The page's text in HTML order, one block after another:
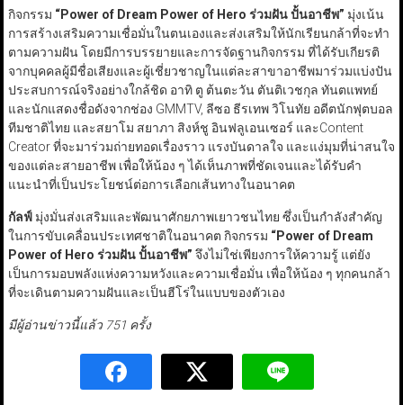
กิจกรรม “Power of Dream Power of Hero ร่วมฝัน ปั้นอาชีพ” มุ่งเน้น
การสร้างเสริมความเชื่อมั่นในตนเองและส่งเสริมให้นักเรียนกล้าที่จะทำ
ตามความฝัน โดยมีการบรรยายและการจัดฐานกิจกรรม ที่ได้รับเกียรติ
จากบุคคลผู้มีชื่อเสียงและผู้เชี่ยวชาญในแต่ละสาขาอาชีพมาร่วมแบ่งปัน
ประสบการณ์จริงอย่างใกล้ชิด อาทิ ตู ต้นตะวัน ตันติเวชกุล ทันตแพทย์
และนักแสดงชื่อดังจากช่อง GMMTV, ลีซอ ธีรเทพ วิโนทัย อดีตนักฟุตบอล
ทีมชาติไทย และสยาโม สยาภา สิงห์ชู อินฟลูเอนเซอร์ และContent
Creator ที่จะมาร่วมถ่ายทอดเรื่องราว แรงบันดาลใจ และแง่มุมที่น่าสนใจ
ของแต่ละสายอาชีพ เพื่อให้น้อง ๆ ได้เห็นภาพที่ชัดเจนและได้รับคำ
แนะนำที่เป็นประโยชน์ต่อการเลือกเส้นทางในอนาคต
กัลฟ์มุ่งมั่นส่งเสริมและพัฒนาศักยภาพเยาวชนไทย ซึ่งเป็นกำลังสำคัญ
ในการขับเคลื่อนประเทศชาติในอนาคต กิจกรรม “Power of Dream
Power of Hero ร่วมฝัน ปั้นอาชีพ” จึงไม่ใช่เพียงการให้ความรู้ แต่ยัง
เป็นการมอบพลังแห่งความหวังและความเชื่อมั่น เพื่อให้น้อง ๆ ทุกคนกล้า
ที่จะเดินตามความฝันและเป็นฮีโร่ในแบบของตัวเอง
มีผู้อ่านข่าวนี้แล้ว 751 ครั้ง